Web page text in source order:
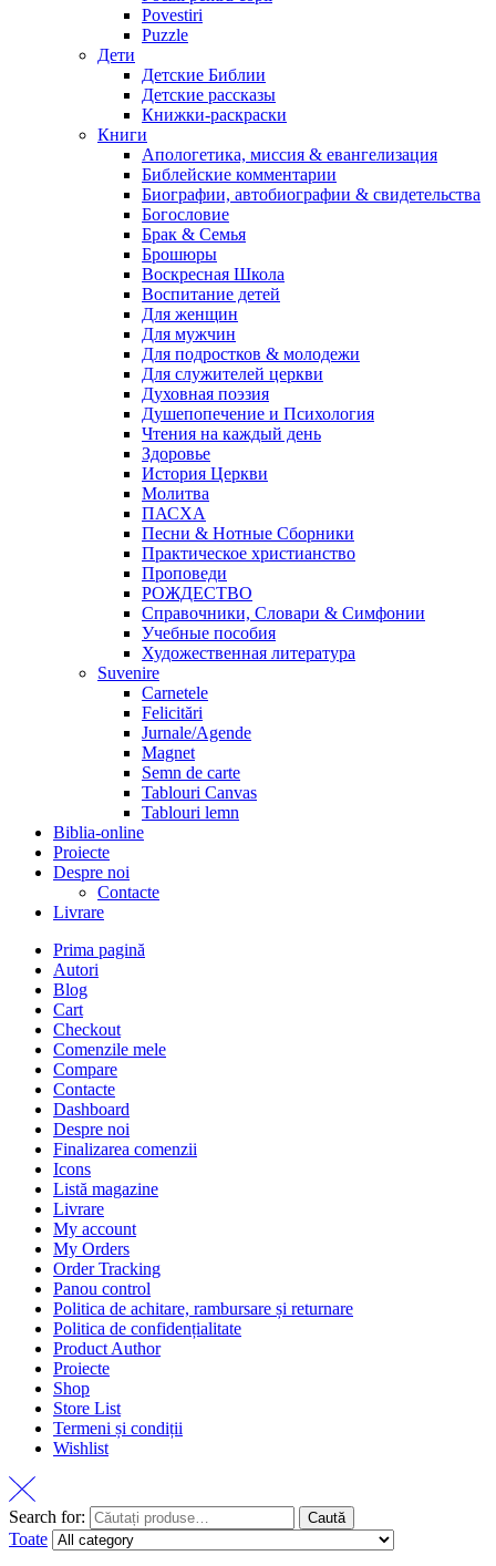
Povestiri
Puzzle
Дети
Детские Библии
Детские рассказы
Книжки-раскраски
Книги
Апологетика, миссия & евангелизация
Библейские комментарии
Биографии, автобиографии & свидетельства
Богословие
Брак & Семья
Брошюры
Воскресная Школа
Воспитание детей
Для женщин
Для мужчин
Для подростков & молодежи
Для служителей церкви
Духовная поэзия
Душепопечение и Психология
Чтения на каждый день
Здоровье
История Церкви
Молитва
ПАСХА
Песни & Нотные Сборники
Практическое христианство
Проповеди
РОЖДЕСТВО
Справочники, Словари & Симфонии
Учебные пособия
Художественная литература
Suvenire
Carnetele
Felicitări
Jurnale/Agende
Magnet
Semn de carte
Tablouri Canvas
Tablouri lemn
Biblia-online
Proiecte
Despre noi
Contacte
Livrare
Prima pagină
Autori
Blog
Cart
Checkout
Comenzile mele
Compare
Contacte
Dashboard
Despre noi
Finalizarea comenzii
Icons
Listă magazine
Livrare
My account
My Orders
Order Tracking
Panou control
Politica de achitare, rambursare și returnare
Politica de confidențialitate
Product Author
Proiecte
Shop
Store List
Termeni și condiții
Wishlist
Search for: Caută
Toate